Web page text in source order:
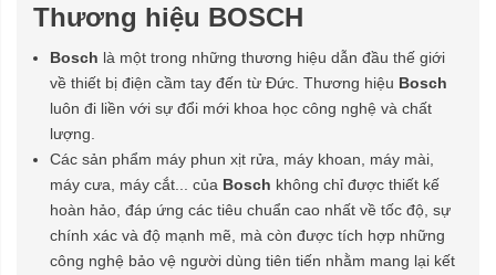
Thương hiệu BOSCH
Bosch là một trong những thương hiệu dẫn đầu thế giới
về thiết bị điện cầm tay đến từ Đức. Thương hiệu Bosch
luôn đi liền với sự đổi mới khoa học công nghệ và chất
lượng.
Các sản phẩm máy phun xịt rửa, máy khoan, máy mài,
máy cưa, máy cắt... của Bosch không chỉ được thiết kế
hoàn hảo, đáp ứng các tiêu chuẩn cao nhất về tốc độ, sự
chính xác và độ mạnh mẽ, mà còn được tích hợp những
công nghệ bảo vệ người dùng tiên tiến nhằm mang lại kết